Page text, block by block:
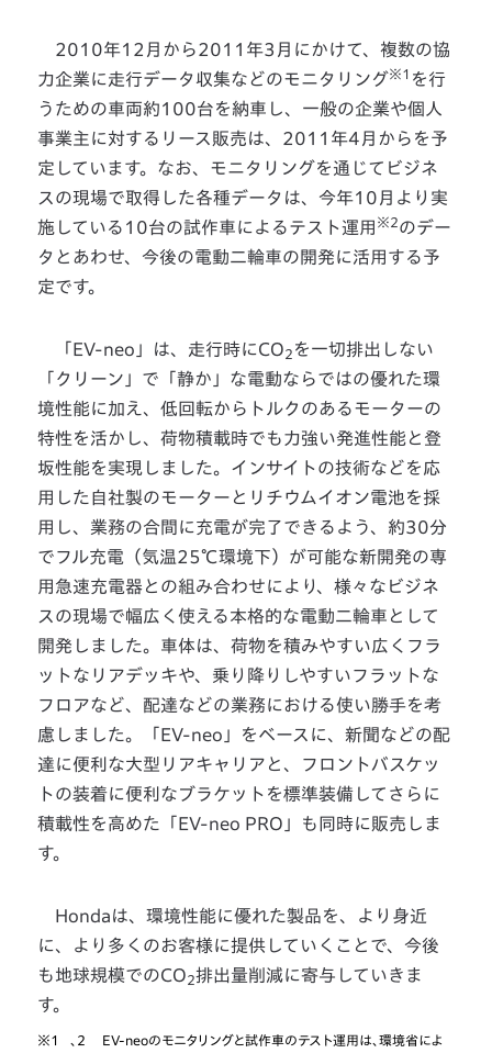
2010年12月から2011年3月にかけて、複数の協
力企業に走行データ収集などのモニタリング※1 を行
うための車両約100台を納車し、一般の企業や個人
事業主に対するリース販売は、2011年4月からを予
定しています。なお、モニタリングを通じてビジネ
スの現場で取得した各種データは、今年10月より実
施している10台の試作車によるテスト運用 ※2のデー
タとあわせ、今後の電動二輪車の開発に活用する予
定です。
「EV-neo」は、走行時にCO2 を一切排出しない
「クリーン」で「静か」な電動ならではの優れた環
境性能に加え、低回転からトルクのあるモーターの
特性を活かし、荷物積載時でも力強い発進性能と登
坂性能を実現しました。インサイトの技術などを応
用した自社製のモーターとリチウムイオン電池を採
用し、業務の合間に充電が完了できるよう、約30分
でフル充電（気温25℃環境下）が可能な新開発の専
用急速充電器との組み合わせにより、様々なビジネ
スの現場で幅広く使える本格的な電動二輪車として
開発しました。車体は、荷物を積みやすい広くフラ
ットなリアデッキや、乗り降りしやすいフラットな
フロアなど、配達などの業務における使い勝手を考
慮しました。「EV-neo」をベースに、新聞などの配
達に便利な大型リアキャリアと、フロントバスケッ
トの装着に便利なブラケットを標準装備してさらに
積載性を高めた「EV-neo PRO」も同時に販売しま
す。
Hondaは、環境性能に優れた製品を、より身近
に、より多くのお客様に提供していくことで、今後
も地球規模でのCO2排出量削減に寄与していきま
す。
※1
、2 EV-neoのモニタリングと試作車のテスト運用は、環境省によ